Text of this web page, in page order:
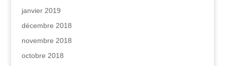
janvier 2019
décembre 2018
novembre 2018
octobre 2018